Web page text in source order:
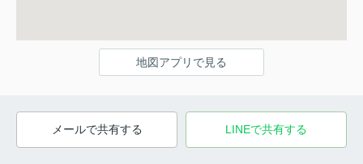
地図アプリで見る
メールで共有する LINEで共有する